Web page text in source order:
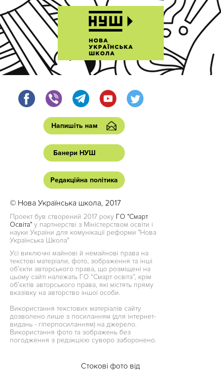
Напишіть нам
Банери НУШ
Редакційна політика
© Нова Українська школа, 2017
Проект був створений 2017 року ГО "Смарт
Освіта" у партнерстві з Міністерством освіти і
науки України для комунікації реформи "Нова
Українська Школа"
Усі виключні майнові й немайнові права на
текстові матеріали, фото, зображення та інші
об’єкти авторського права, що розміщені на
цьому сайті належать ГО “Смарт освіта”, крім
об’єктів авторського права, які містять пряму
вказівку на авторство іншої особи.
Використання текстових матеріалів сайту
дозволено лише з посиланням (для інтернет-
видань - гіперпосиланням) на джерело.
Використання фото та зображень без
погодження з редакцією суворо заборонено.
Стокові фото від